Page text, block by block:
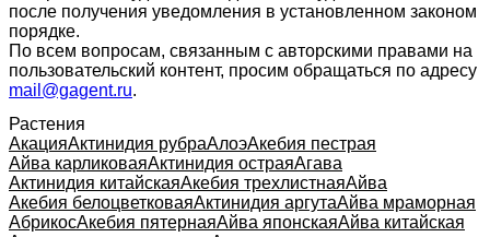
после получения уведомления в установленном законом
порядке.
По всем вопросам, связанным с авторскими правами на
пользовательский контент, просим обращаться по адресу
mail@gagent.ru.
Растения
АкацияАктинидия рубраАлоэАкебия пестрая
Айва карликоваяАктинидия остраяАгава
Актинидия китайскаяАкебия трехлистнаяАйва
Акебия белоцветковаяАктинидия аргутаАйва мраморная
АбрикосАкебия пятернаяАйва японскаяАйва китайская